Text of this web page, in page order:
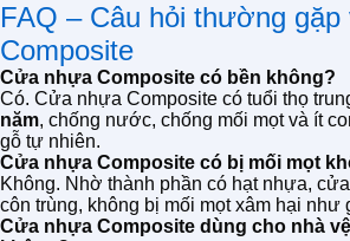
FAQ – Câu hỏi thường
Composite
Cửa nhựa Composite có bền không?
Có. Cửa nhựa Composite có tuổi thọ
năm, chống nước, chống mối mọt và ít
gỗ tự nhiên.
Cửa nhựa Composite có bị mối mọt
Không. Nhờ thành phần có hạt nhựa,
côn trùng, không bị mối mọt xâm hại như
Cửa nhựa Composite dùng cho nhà